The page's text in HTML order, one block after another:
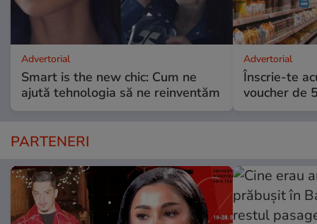
Advertorial
Smart is the new chic: Cum ne
ajută tehnologia să ne reinventăm
Advertorial
Înscrie-te
voucher de
PARTENERI